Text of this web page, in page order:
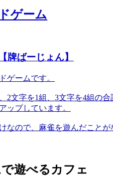
牌ばーじょん】
ゲームです。
2文字を1組、3文字を4組の
ップしています。
なので、麻雀を遊んだことが
遊べるカフェ